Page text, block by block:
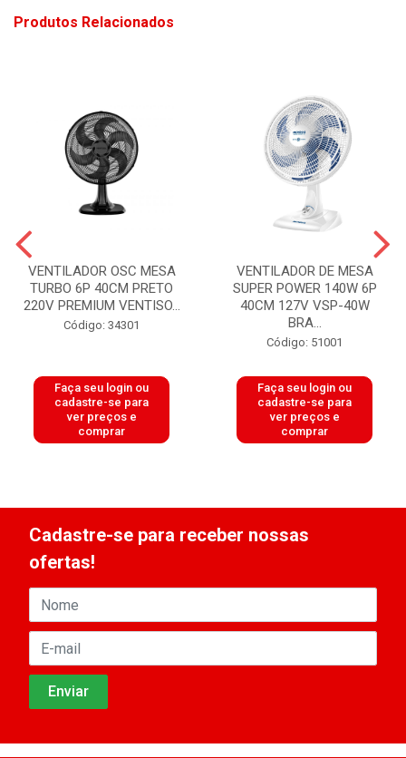
Produtos Relacionados
VENTILADOR OSC MESA
TURBO 6P 40CM PRETO
220V PREMIUM VENTISO...
Código: 34301
Faça seu login ou
cadastre-se para
ver preços e
comprar
VENTILADOR DE MESA
SUPER POWER 140W 6P
40CM 127V VSP-40W
BRA...
Código: 51001
Faça seu login ou
cadastre-se para
ver preços e
comprar
Cadastre-se para receber nossas
ofertas!